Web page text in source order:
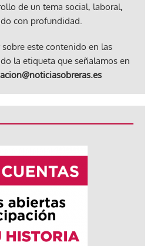
de un tema social, laboral,
con profundidad.
este contenido en las
la etiqueta que señalamos en